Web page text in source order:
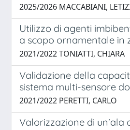
2025/2026 MACCABIANI,
Utilizzo di agenti
a scopo ornamentale in
2021/2022 TONIATTI, CHIARA
Validazione della
sistema multi-sensore
2021/2022 PERETTI, CARLO
Valorizzazione di un'ala